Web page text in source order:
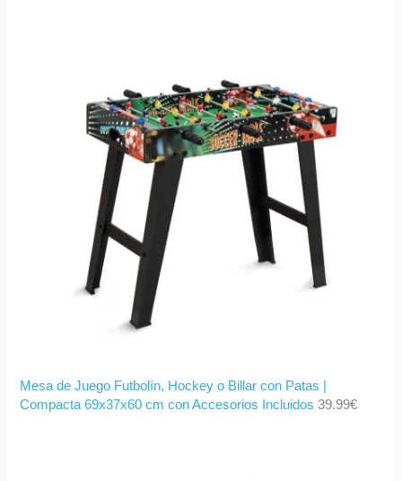
Mesa de Juego Futbolín, Hockey o Billar con Patas |
Compacta 69x37x60 cm con Accesorios Incluidos 39.99€